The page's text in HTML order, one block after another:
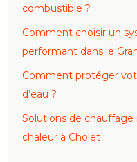
combustible ?
Comment choisir un
performant dans le
Comment protéger
d’eau ?
Solutions de
chaleur à Cholet